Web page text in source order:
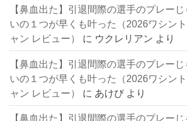
【鼻血出た】引退間際の選手のプレー
いの１つが早くも叶った（2026ワシン
ャン レビュー）
に ウクレリアン より
【鼻血出た】引退間際の選手のプレー
いの１つが早くも叶った（2026ワシン
ャン レビュー）
に あけび より
【鼻血出た】引退間際の選手のプレー